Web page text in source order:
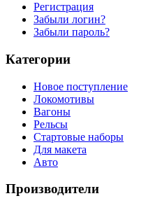
Регистрация
Забыли логин?
Забыли пароль?
Категории
Новое поступление
Локомотивы
Вагоны
Рельсы
Стартовые наборы
Для макета
Авто
Производители